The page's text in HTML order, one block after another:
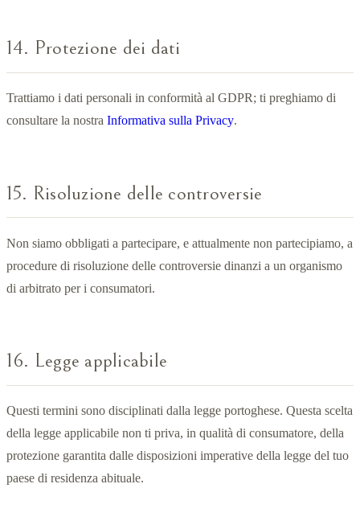
14. Protezione dei dati
Trattiamo i dati personali in conformità al GDPR; ti preghiamo di
consultare la nostra Informativa sulla Privacy.
15. Risoluzione delle controversie
Non siamo obbligati a partecipare, e attualmente non partecipiamo, a
procedure di risoluzione delle controversie dinanzi a un organismo
di arbitrato per i consumatori.
16. Legge applicabile
Questi termini sono disciplinati dalla legge portoghese. Questa scelta
della legge applicabile non ti priva, in qualità di consumatore, della
protezione garantita dalle disposizioni imperative della legge del tuo
paese di residenza abituale.